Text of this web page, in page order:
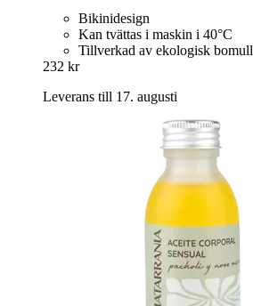
Bikinidesign
Kan tvättas i maskin i 40°C
Tillverkad av ekologisk bomull
232 kr
Leverans till 17. augusti